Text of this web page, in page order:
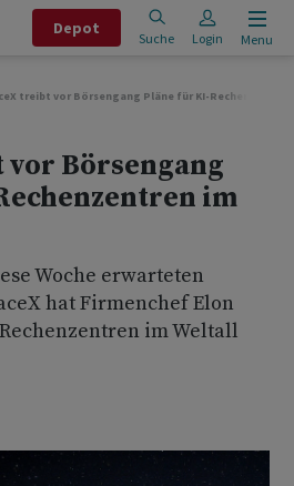
Depot
Suche Login Menu
treibt vor Börsengang Pläne für KI-
vor Börsengang
im
Woche erwarteten
hat Firmenchef Elon
⁠im Weltall